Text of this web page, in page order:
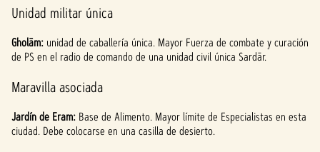
Unidad militar única
Gholām: unidad de caballería única. Mayor Fuerza de combate y curación
de PS en el radio de comando de una unidad civil única Sardār.
Maravilla asociada
Jardín de Eram: Base de Alimento. Mayor límite de Especialistas en esta
ciudad. Debe colocarse en una casilla de desierto.